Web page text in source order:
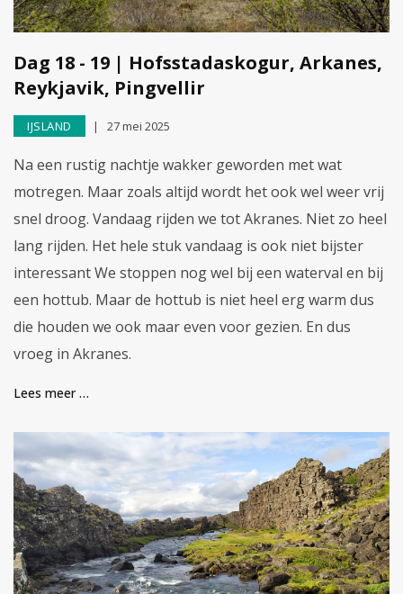
Dag 18 - 19 | Hofsstadaskogur, Arkanes,
Reykjavik, Pingvellir
IJSLAND 27 mei 2025
Na een rustig nachtje wakker geworden met wat
motregen. Maar zoals altijd wordt het ook wel weer vrij
snel droog. Vandaag rijden we tot Akranes. Niet zo heel
lang rijden. Het hele stuk vandaag is ook niet bijster
interessant We stoppen nog wel bij een waterval en bij
een hottub. Maar de hottub is niet heel erg warm dus
die houden we ook maar even voor gezien. En dus
vroeg in Akranes.
Lees meer …